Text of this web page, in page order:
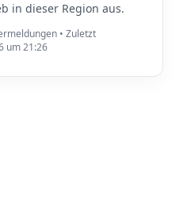
in dieser Region aus.
• Zuletzt
um 21:26